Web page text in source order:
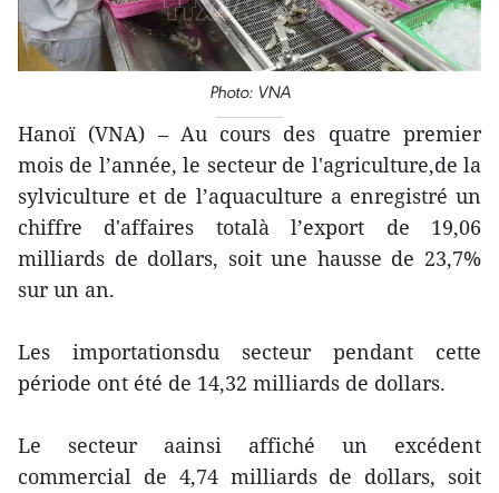
Photo: VNA
Hanoï (VNA) – Au cours des quatre premier
mois de l’année, le secteur de l'agriculture,de la
sylviculture et de l’aquaculture a enregistré un
chiffre d'affaires totalà l’export de 19,06
milliards de dollars, soit une hausse de 23,7%
sur un an.
Les importationsdu secteur pendant cette
période ont été de 14,32 milliards de dollars.
Le secteur aainsi affiché un excédent
commercial de 4,74 milliards de dollars, soit